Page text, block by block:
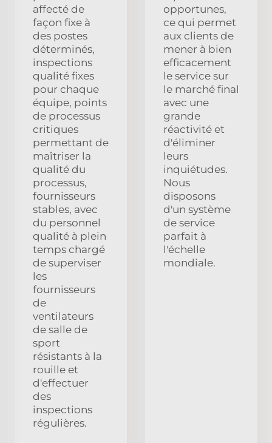
affecté de
façon fixe à
des postes
déterminés,
inspections
qualité fixes
pour chaque
équipe, points
de processus
critiques
permettant de
maîtriser la
qualité du
processus,
fournisseurs
stables, avec
du personnel
qualité à plein
temps chargé
de superviser
les
fournisseurs
de
ventilateurs
de salle de
sport
résistants à la
rouille et
d'effectuer
des
inspections
régulières.
opportunes,
ce qui permet
aux clients de
mener à bien
efficacement
le service sur
le marché final
avec une
grande
réactivité et
d'éliminer
leurs
inquiétudes.
Nous
disposons
d'un système
de service
parfait à
l'échelle
mondiale.